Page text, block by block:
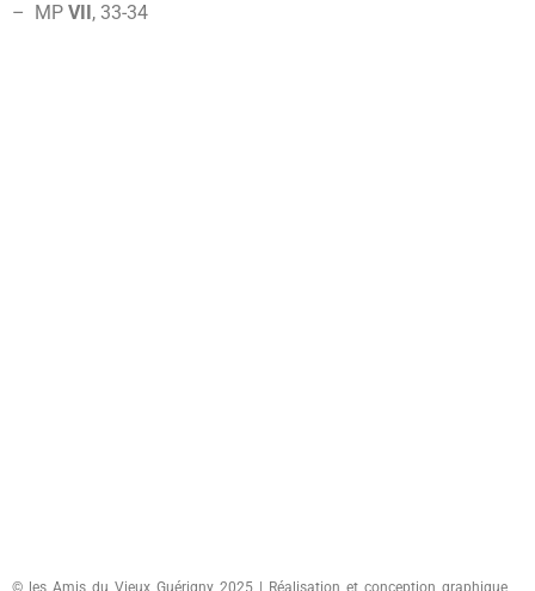
– MP VII, 33-34
© les Amis du Vieux Guérigny 2025 | Réalisation et conception graphique